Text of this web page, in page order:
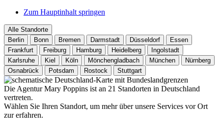
Zum Hauptinhalt springen
Alle Standorte
Berlin
Bonn Bremen Darmstadt Düsseldorf
Essen
Frankfurt
Freiburg Hamburg Heidelberg
Ingolstadt
Karlsruhe
Kiel Köln Mönchengladbach München
Nürnberg
Osnabrück
Potsdam Rostock Stuttgart
Die Agentur Mary Poppins ist an 21 Standorten in Deutschland
vertreten.
Wählen Sie Ihren Standort, um mehr über unsere Services vor Ort
zur erfahren.